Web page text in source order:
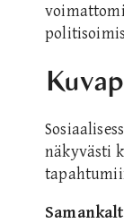
näkyvästi